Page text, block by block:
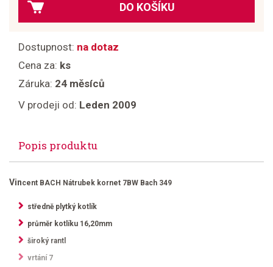
DO KOŠÍKU
Dostupnost: na dotaz
Cena za: ks
Záruka: 24 měsíců
V prodeji od: Leden 2009
Popis produktu
Vincent BACH Nátrubek kornet 7BW Bach 349
středně plytký kotlík
průměr kotlíku 16,20mm
široký rantl
vrtání 7